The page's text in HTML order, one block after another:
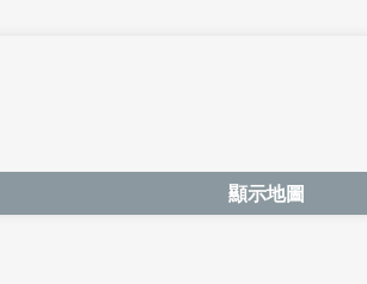
顯示地圖